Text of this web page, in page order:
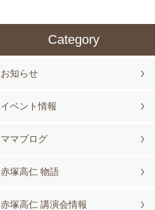
Category
お知らせ
イベント情報
ママブログ
赤塚高仁 物語
赤塚高仁 講演会情報